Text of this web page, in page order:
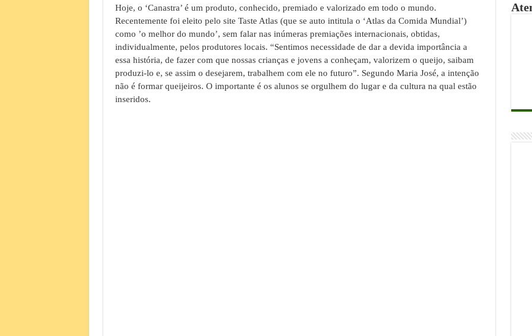
Hoje, o ‘Canastra’ é um produto, conhecido, premiado e valorizado em todo o mundo.
Recentemente foi eleito pelo site Taste Atlas (que se auto intitula o ‘Atlas da Comida Mundial’)
como ’o melhor do mundo’, sem falar nas inúmeras premiações internacionais, obtidas,
individualmente, pelos produtores locais. “Sentimos necessidade de dar a devida importância a
essa história, de fazer com que nossas crianças e jovens a conheçam, valorizem o queijo, saibam
produzi-lo e, se assim o desejarem, trabalhem com ele no futuro”. Segundo Maria José, a intenção
não é formar queijeiros. O importante é os alunos se orgulhem do lugar e da cultura na qual estão
inseridos.